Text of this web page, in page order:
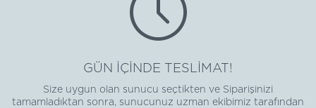
GÜN İÇİNDE TESLİMAT!
Size uygun olan sunucu seçtikten ve Siparişinizi
tamamladıktan sonra, sunucunuz uzman ekibimiz tarafından